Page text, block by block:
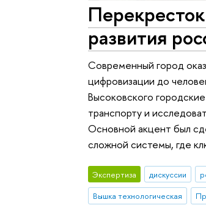
развития
Современный город
цифровизации до
Высоковского
транспорту и
Основной акцент был
сложной системы, где
Экспертиза дискуссии
Вышка технологическая